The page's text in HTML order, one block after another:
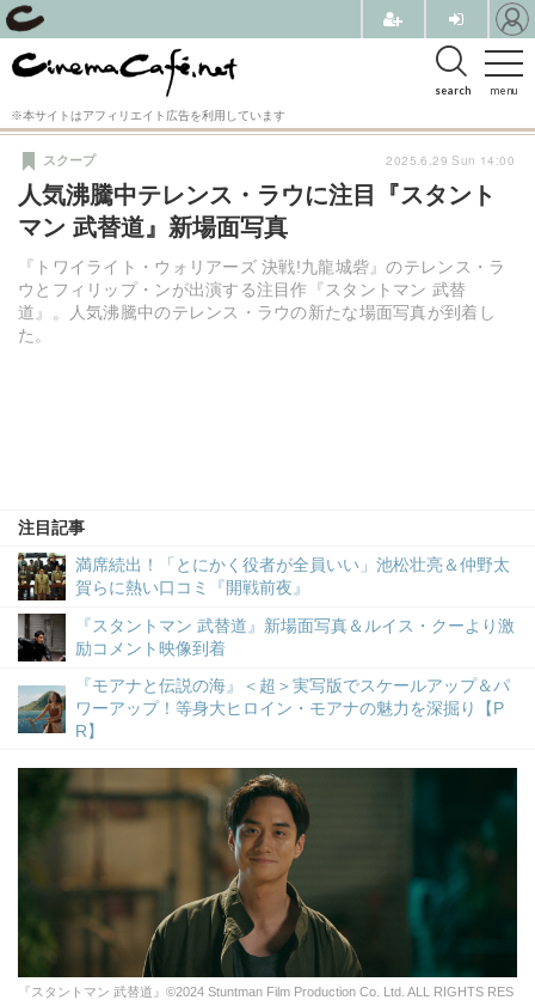
menu
search
※本サイトはアフィリエイト広告を利用しています
人気沸騰中テレンス・ラウに注目『スタント
マン 武替道』新場面写真
『トワイライト・ウォリアーズ 決戦!九龍城砦』のテレンス・ラ
ウとフィリップ・ンが出演する注目作『スタントマン 武替
道』。人気沸騰中のテレンス・ラウの新たな場面写真が到着し
た。
スクープ
注目記事
満席続出！「とにかく役者が全員いい」池松壮亮＆仲野太
賀らに熱い口コミ『開戦前夜』
『スタントマン 武替道』新場面写真＆ルイス・クーより激
励コメント映像到着
『モアナと伝説の海』＜超＞実写版でスケールアップ＆パ
ワーアップ！等身大ヒロイン・モアナの魅力を深掘り【P
R】
2025.6.29 Sun 14:00
『スタントマン 武替道』©2024 Stuntman Film Production Co. Ltd. ALL RIGHTS RES